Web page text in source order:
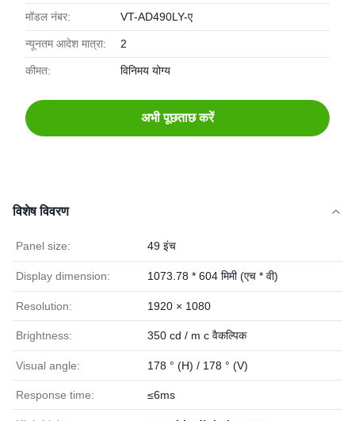
मॉडल नंबर: VT-AD490LY-ए
न्यूनतम आदेश मात्रा: 2
कीमत: विनिमय योग्य
अभी पूछताछ करें
विशेष विवरण
Panel size: 49 इंच
Display dimension: 1073.78 * 604 मिमी (एच * वी)
Resolution: 1920 × 1080
Brightness: 350 cd / m c वैकल्पिक
Visual angle: 178 ° (H) / 178 ° (V)
Response time: ≤6ms